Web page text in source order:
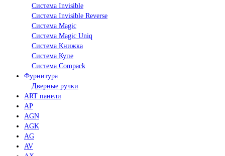
Система Invisible
Система Invisible Reverse
Система Magic
Система Magic Uniq
Система Книжка
Система Купе
Система Compack
Фурнитура
Дверные ручки
ART панели
AP
AGN
AGK
AG
AV